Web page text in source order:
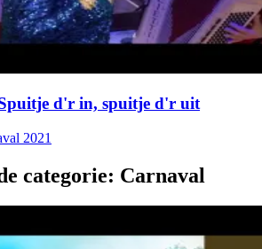
d'r in, spuitje d'r uit
2021
categorie: Carnaval